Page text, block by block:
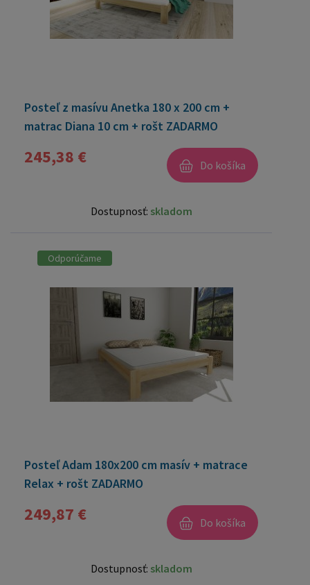
Posteľ z masívu Anetka 180 x 200 cm +
matrac Diana 10 cm + rošt ZADARMO
245,38 € Do košíka
Dostupnosť: skladom
Odporúčame
Posteľ Adam 180x200 cm masív + matrace
Relax + rošt ZADARMO
249,87 € Do košíka
Dostupnosť: skladom